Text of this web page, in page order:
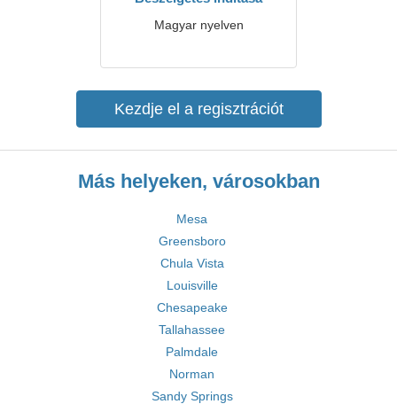
Magyar nyelven
Kezdje el a regisztrációt
Más helyeken, városokban
Mesa
Greensboro
Chula Vista
Louisville
Chesapeake
Tallahassee
Palmdale
Norman
Sandy Springs